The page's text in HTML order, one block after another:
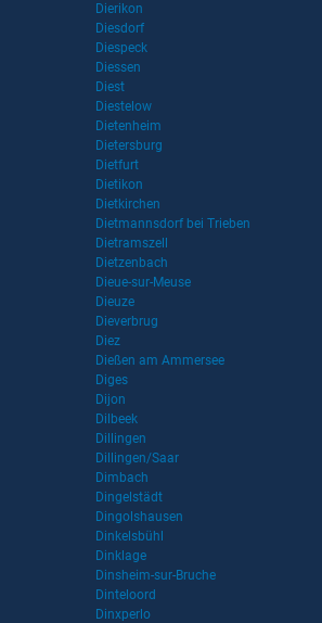
Dierikon
Diesdorf
Diespeck
Diessen
Diest
Diestelow
Dietenheim
Dietersburg
Dietfurt
Dietikon
Dietkirchen
Dietmannsdorf bei Trieben
Dietramszell
Dietzenbach
Dieue-sur-Meuse
Dieuze
Dieverbrug
Diez
Dießen am Ammersee
Diges
Dijon
Dilbeek
Dillingen
Dillingen/Saar
Dimbach
Dingelstädt
Dingolshausen
Dinkelsbühl
Dinklage
Dinsheim-sur-Bruche
Dinteloord
Dinxperlo